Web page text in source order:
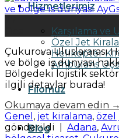
Hizmetlerimiz
Karşılama
Özel Jet
Helikopter
Ambulans
Filomuz
Blog
Çukurova Uluslararası
ve bölge iş dünyası
Bölgedeki lojistik
ilgili detaylar burada!
Okumaya devam edin →
Genel , jet kiralama, özel
gönderildi
Adana,